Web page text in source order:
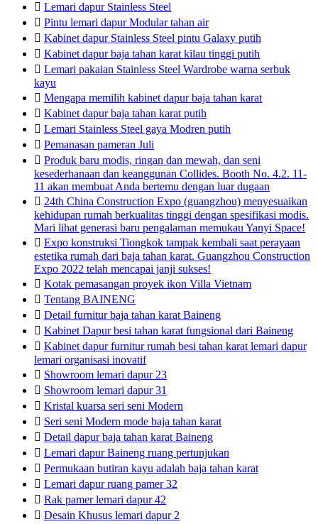
 Lemari dapur Stainless Steel
 Pintu lemari dapur Modular tahan air
 Kabinet dapur Stainless Steel pintu Galaxy putih
 Kabinet dapur baja tahan karat kilau tinggi putih
 Lemari pakaian Stainless Steel Wardrobe warna serbuk
kayu
 Mengapa memilih kabinet dapur baja tahan karat
 Kabinet dapur baja tahan karat putih
 Lemari Stainless Steel gaya Modren putih
 Pemanasan pameran Juli
 Produk baru modis, ringan dan mewah, dan seni
kesederhanaan dan keanggunan Collides. Booth No. 4.2. 11-
11 akan membuat Anda bertemu dengan luar dugaan
 24th China Construction Expo (guangzhou) menyesuaikan
kehidupan rumah berkualitas tinggi dengan spesifikasi modis.
Mari lihat generasi baru pengalaman memukau Yanyi Space!
 Expo konstruksi Tiongkok tampak kembali saat perayaan
estetika rumah dari baja tahan karat. Guangzhou Construction
Expo 2022 telah mencapai janji sukses!
 Kotak pemasangan proyek ikon Villa Vietnam
 Tentang BAINENG
 Detail furnitur baja tahan karat Baineng
 Kabinet Dapur besi tahan karat fungsional dari Baineng
 Kabinet dapur furnitur rumah besi tahan karat lemari dapur
lemari organisasi inovatif
 Showroom lemari dapur 23
 Showroom lemari dapur 31
 Kristal kuarsa seri seni Modern
 Seri seni Modern mode baja tahan karat
 Detail dapur baja tahan karat Baineng
 Lemari dapur Baineng ruang pertunjukan
 Permukaan butiran kayu adalah baja tahan karat
 Lemari dapur ruang pamer 32
 Rak pamer lemari dapur 42
 Desain Khusus lemari dapur 2